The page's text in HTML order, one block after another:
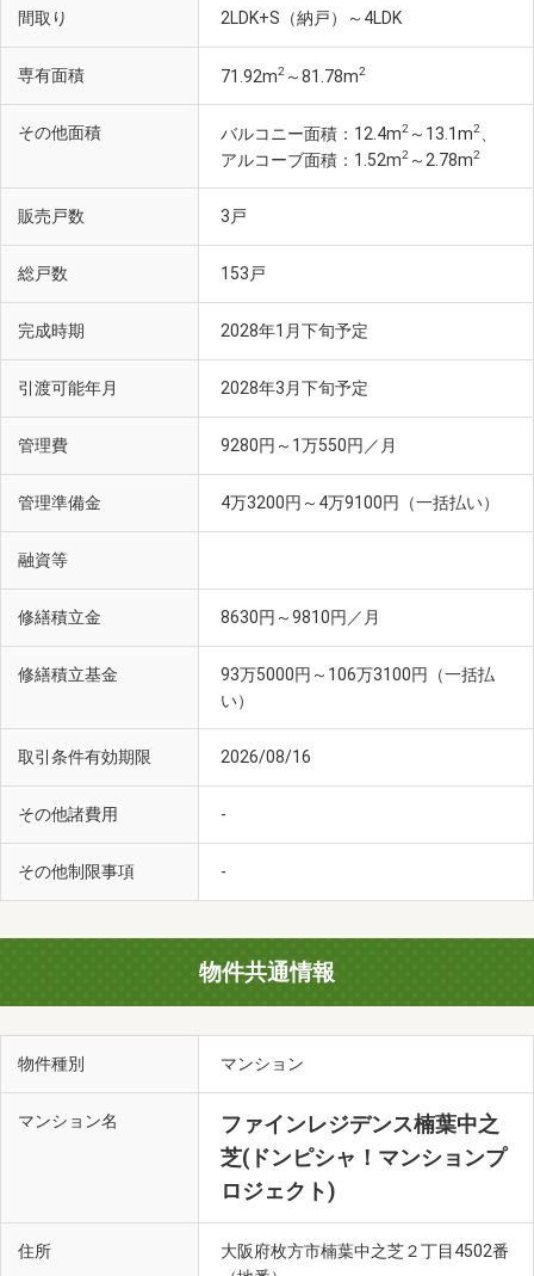
間取り 2LDK+S（納戸）～4LDK
専有面積 71.92m2 ～81.78m2
その他面積 バルコニー面積：12.4m2 ～13.1m2
アルコーブ面積：1.52m2 ～2.78m2
販売戸数 3戸
総戸数 153戸
完成時期 2028年1月下旬予定
引渡可能年月 2028年3月下旬予定
管理費 9280円～1万550円／月
管理準備金 4万3200円～4万9100円（一括払い）
融資等
修繕積立金 8630円～9810円／月
修繕積立基金
93万5000円～106万3100円（一括払
い）
取引条件有効期限 2026/08/16
その他諸費用 -
その他制限事項 -
物件共通情報
物件種別 マンション
マンション名
ファインレジデンス楠葉中之
芝(ドンピシャ！マンションプ
ロジェクト)
住所
大阪府枚方市楠葉中之芝２丁目4502番